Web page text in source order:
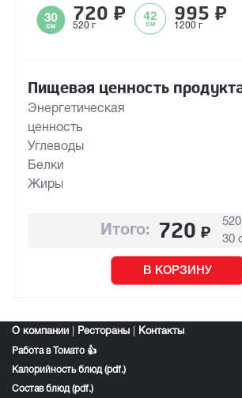
720 ₽
520 г
995 ₽
1200 г
Пищевая ценность
Энергетическая
ценность
Углеводы
Белки
Жиры
Итого: 720 ₽
520
30
В КОРЗИНУ
О компании Рестораны Контакты
Работа в Томато 👍
Калорийность блюд (pdf.)
Состав блюд (pdf.)